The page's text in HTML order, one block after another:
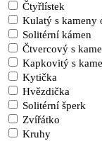
Čtyřlístek
Kulatý s kameny
Solitérní kámen
Čtvercový s
Kapkovitý s
Kytička
Hvězdička
Solitérní šperk
Zvířátko
Kruhy